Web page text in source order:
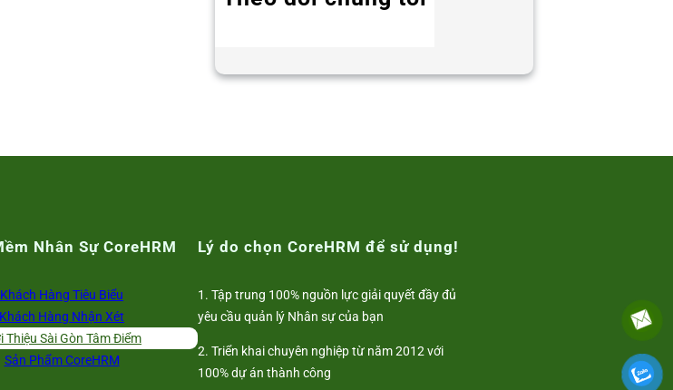
Nhân Sự CoreHRM
Khách Hàng Tiêu Biểu
Khách Hàng Nhận Xét
Thiệu Sài Gòn Tâm Điểm
Sản Phẩm CoreHRM
Lý do chọn CoreHRM để sử dụng!
1. Tập trung 100% nguồn lực giải quyết đầy đủ
yêu cầu quản lý Nhân sự của bạn
2. Triển khai chuyên nghiệp từ năm 2012 với
100% dự án thành công